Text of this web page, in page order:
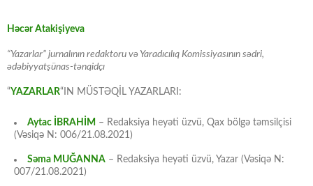
Həcər Atakişiyeva
“Yazarlar” jurnalının redaktoru və Yaradıcılıq Komissiyasının sədri,
ədəbiyyatşünas-tənqidçı
“YAZARLAR“IN MÜSTƏQİL YAZARLARI:
Aytac İBRAHİM – Redaksiya heyəti üzvü, Qax bölgə təmsilçisi
(Vəsiqə N: 006/21.08.2021)
Səma MUĞANNA – Redaksiya heyəti üzvü, Yazar (Vəsiqə N:
007/21.08.2021)